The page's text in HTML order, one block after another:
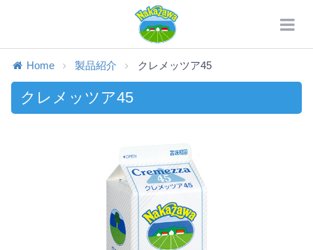
Home 製品紹介 クレメッツア45
クレメッツア45